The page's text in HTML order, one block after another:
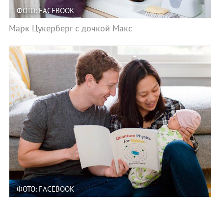
ФОТО: FACEBOOK
Марк Цукерберг с дочкой Макс
ФОТО: FACEBOOK